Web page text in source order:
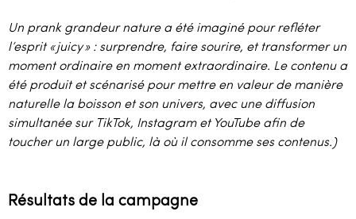
Un prank grandeur nature a été imaginé pour refléter
l’esprit « juicy » : surprendre, faire sourire, et transformer un
moment ordinaire en moment extraordinaire. Le contenu a
été produit et scénarisé pour mettre en valeur de manière
naturelle la boisson et son univers, avec une diffusion
simultanée sur TikTok, Instagram et YouTube afin de
toucher un large public, là où il consomme ses contenus.)
Résultats de la campagne